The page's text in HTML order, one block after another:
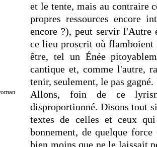
et le tente, mais au contraire
propres ressources encore
encore ?), peut servir l'Autre
ce lieu proscrit où flamboient
être, tel un Énée
cantique et, comme l'autre,
tenir, seulement, le pas gagné.
Allons, foin de ce
disproportionné. Disons tout
textes de celles et ceux
bonnement, de quelque
bien moins que ne le laissait